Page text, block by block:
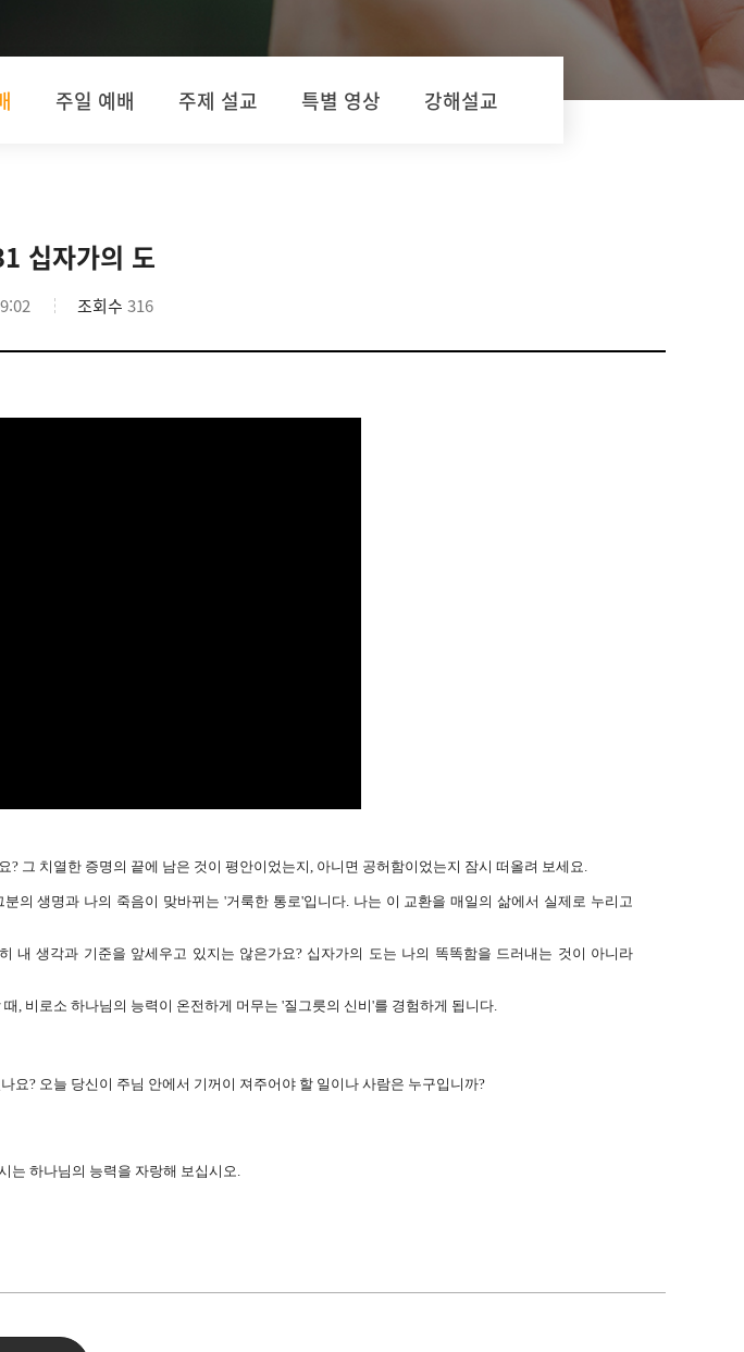
주일 예배 주제 설교 특별 영상 강해설교
십자가의 도
조회수 316
그 치열한 증명의 끝에 남은 것이 평안이었는지, 아니면 공허함이었는지 잠시 떠올려 보세요.
의 생명과 나의 죽음이 맞바뀌는 '거룩한 통로'입니다. 나는 이 교환을 매일의 삶에서 실제로 누리고
내 생각과 기준을 앞세우고 있지는 않은가요? 십자가의 도는 나의 똑똑함을 드러내는 것이 아니라
, 비로소 하나님의 능력이 온전하게 머무는 '질그릇의 신비'를 경험하게 됩니다.
요? 오늘 당신이 주님 안에서 기꺼이 져주어야 할 일이나 사람은 누구입니까?
는 하나님의 능력을 자랑해 보십시오.